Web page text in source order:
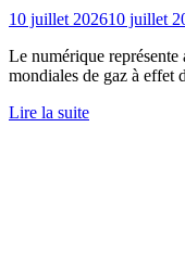
10 juillet 202610 juillet
Le numérique représente
mondiales de gaz à effet
Lire la suite